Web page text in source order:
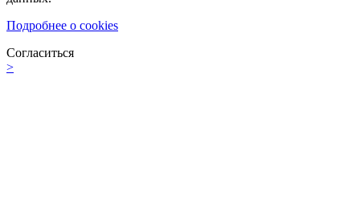
Подробнее о cookies
Согласиться
>